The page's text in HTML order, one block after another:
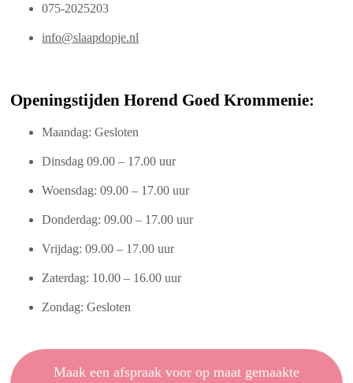
075-2025203
info@slaapdopje.nl
Openingstijden Horend Goed Krommenie:
Maandag: Gesloten
Dinsdag 09.00 – 17.00 uur
Woensdag: 09.00 – 17.00 uur
Donderdag: 09.00 – 17.00 uur
Vrijdag: 09.00 – 17.00 uur
Zaterdag: 10.00 – 16.00 uur
Zondag: Gesloten
Maak een afspraak voor op maat gemaakte